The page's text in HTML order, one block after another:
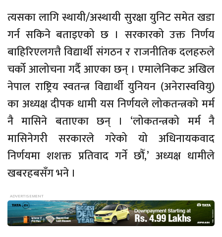
त्यसका लागि स्थायी/अस्थायी सुरक्षा युनिट समेत खडा
गर्न सकिने बताइएको छ । सरकारको उक्त निर्णय
बाहिरिएलगत्तै विद्यार्थी संगठन र राजनीतिक दलहरुले
चर्को आलोचना गर्दै आएका छन् । एमालेनिकट अखिल
नेपाल राष्ट्रिय स्वतन्त्र विद्यार्थी युनियन (अनेरास्ववियु)
का अध्यक्ष दीपक धामी यस निर्णयले लोकतन्त्रको मर्म
नै मासिने बताएका छन् । ‘लोकतन्त्रको मर्म नै
मासिनेगरी सरकारले गरेको यो अधिनायकवाद
निर्णयमा शशक्त प्रतिवाद गर्ने छौँ,’ अध्यक्ष धामीले
खबरहबसँग भने ।